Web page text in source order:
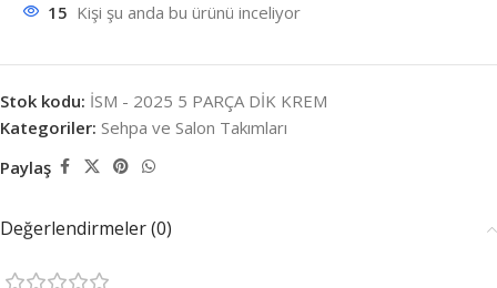
15 Kişi şu anda bu ürünü inceliyor
Stok kodu: İSM - 2025 5 PARÇA DİK KREM
Kategoriler: Sehpa ve Salon Takımları
Paylaş
Değerlendirmeler (0)